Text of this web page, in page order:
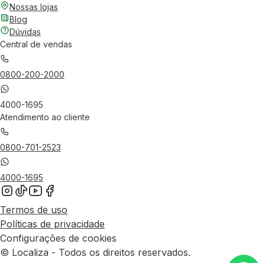
Nossas lojas
Blog
Dúvidas
Central de vendas
0800-200-2000
4000-1695
Atendimento ao cliente
0800-701-2523
4000-1695
Termos de uso
Políticas de privacidade
Configurações de cookies
© Localiza - Todos os direitos reservados.